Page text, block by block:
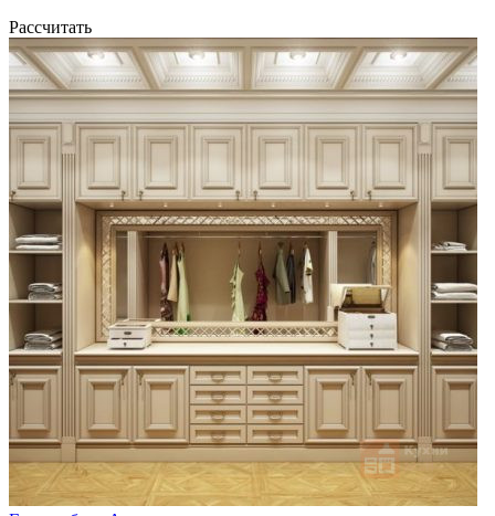
Рассчитать